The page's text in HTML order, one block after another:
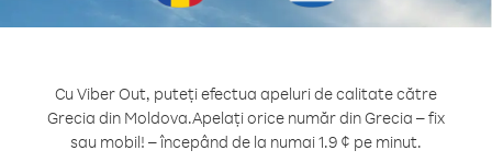
Cu Viber Out, puteți efectua apeluri de calitate către
Grecia din Moldova.Apelați orice număr din Grecia – fix
sau mobil! – începând de la numai 1.9 ¢ pe minut.